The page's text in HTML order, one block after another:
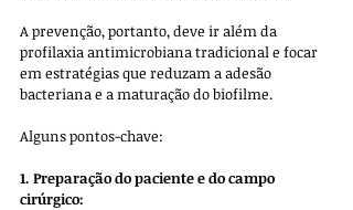
A prevenção, portanto, deve ir além da
profilaxia antimicrobiana tradicional e focar
em estratégias que reduzam a adesão
bacteriana e a maturação do biofilme.
Alguns pontos-chave:
1. Preparação do paciente e do campo
cirúrgico: